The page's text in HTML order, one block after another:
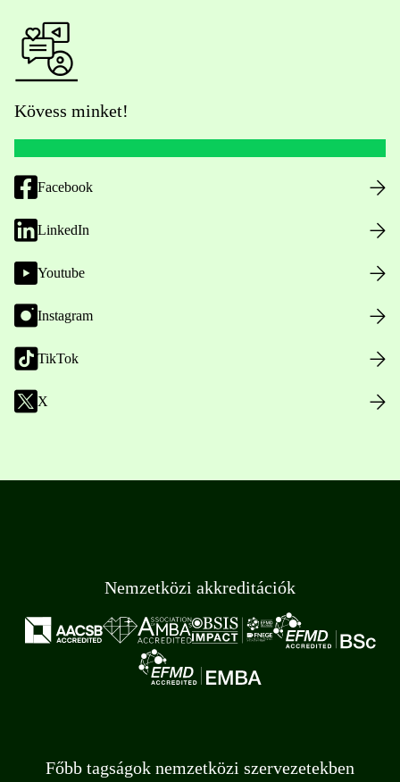
Kövess minket!
Facebook
LinkedIn
Youtube
Instagram
TikTok
X
Nemzetközi akkreditációk
Főbb tagságok nemzetközi szervezetekben